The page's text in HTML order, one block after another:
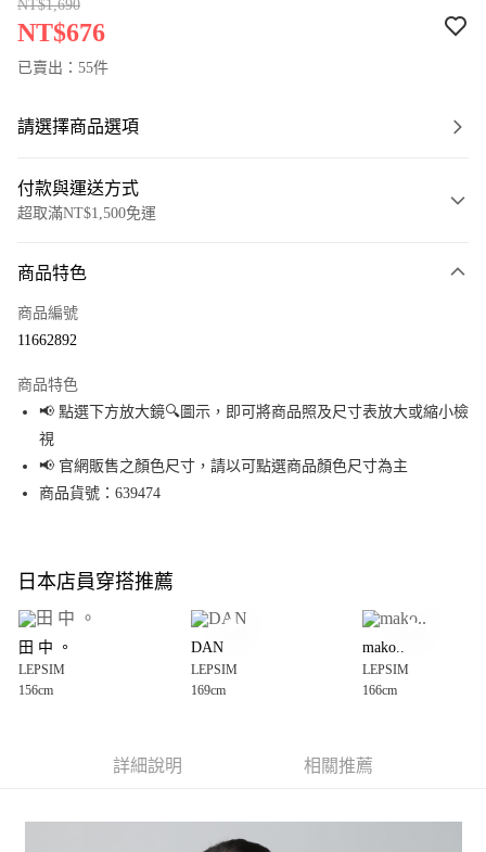
NT$1,690
NT$676
已賣出：55件
請選擇商品選項
付款與運送方式
超取滿NT$1,500免運
信用卡一次付款
Apple Pay
街口支付
悠遊付
全盈+PAY
大哥付你分期
【大哥付你分期使用說明】
1.本服務由台灣大哥大提供，台灣大哥大用戶可立即使用無須另外申請。
2.付款方式選擇「大哥付你分期」，訂單成立後會自動跳轉到大哥付的交易
3.實際核准額度、可分期數及費用金額請依後續交易確認頁面所載為準。
4.訂單成立30分鐘內，如未前往確認交易或遇審核未通過，訂單將自動取
AFTEE先享後付
３．安心：先確認商品／服務後，再付款。
每筆NT$80，滿NT$1,500(含以上)免運費
商品特色
商品編號
11662892
商品特色
📢 點選下方放大鏡🔍圖示，即可將商品照及尺寸表放大或縮小檢
視
📢 官網販售之顏色尺寸，請以可點選商品顏色尺寸為主
商品貨號：639474
日本店員穿搭推薦
田 中 。
LEPSIM
156cm
DAN
LEPSIM
169cm
mako..
LEPSIM
166cm
詳細說明 相關推薦